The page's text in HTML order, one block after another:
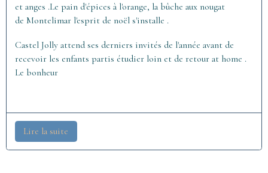
et anges .Le pain d'épices à l'orange, la bûche aux nougat
de Montelimar l'esprit de noël s'installe .
Castel Jolly attend ses derniers invités de l'année avant de
recevoir les enfants partis étudier loin et de retour at home .
Le bonheur
Lire la suite